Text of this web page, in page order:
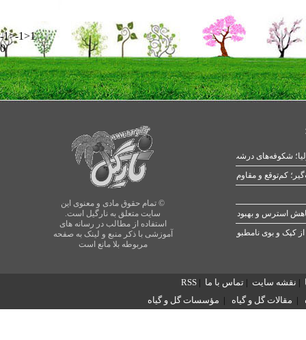
-1>-1>1
0
© تمام حقوق مادی و معنوی این
سایت متعلق به نارگیل است.
استفاده از مطالب در رسانه های
آموزشی با ذکر منبع و لینک به صفحه
مربوطه بلا مانع است
شکوفه‌های درشت در بهار
کپک و بوی نامطبوع
| نقشه سایت | تماس با ما |
RSS
| مقالات گل و گیاه | مؤسسات گل و گیاه